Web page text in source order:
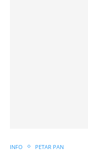
INFO PETAR PAN